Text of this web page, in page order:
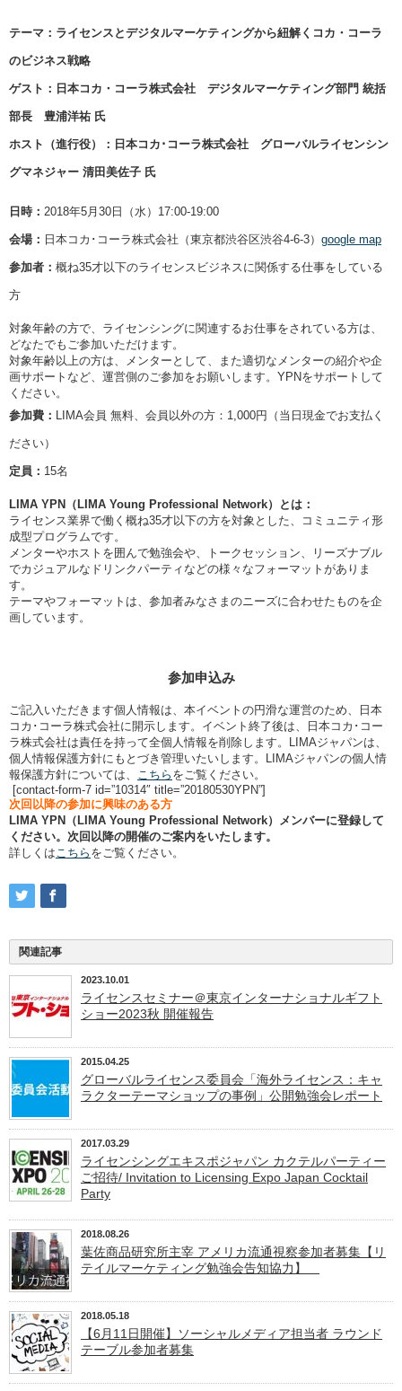
テーマ：ライセンスとデジタルマーケティングから紐解くコカ・コーラ
のビジネス戦略
ゲスト：日本コカ・コーラ株式会社 デジタルマーケティング部門 統括
部長 豊浦洋祐 氏
ホスト（進行役）：日本コカ･コーラ株式会社 グローバルライセンシン
グマネジャー 清田美佐子 氏
日時： 2018年5月30日（水）17:00-19:00
会場： 日本コカ･コーラ株式会社（東京都渋谷区渋谷4-6-3） google map
参加者： 概ね35才以下のライセンスビジネスに関係する仕事をしている
方
対象年齢の方で、ライセンシングに関連するお仕事をされている方は、
どなたでもご参加いただけます。
対象年齢以上の方は、メンターとして、また適切なメンターの紹介や企
画サポートなど、運営側のご参加をお願いします。YPNをサポートして
ください。
参加費：
LIMA会員 無料、会員以外の方：1,000円（当日現金でお支払く
ださい）
定員： 15名
LIMA YPN（LIMA Young Professional Network）とは：
ライセンス業界で働く概ね35才以下の方を対象とした、コミュニティ形
成型プログラムです。
メンターやホストを囲んで勉強会や、トークセッション、リーズナブル
でカジュアルなドリンクパーティなどの様々なフォーマットがありま
す。
テーマやフォーマットは、参加者みなさまのニーズに合わせたものを企
画しています。
参加申込み
ご記入いただきます個人情報は、本イベントの円滑な運営のため、日本
コカ･コーラ株式会社に開示します。イベント終了後は、日本コカ･コー
ラ株式会社は責任を持って全個人情報を削除します。LIMAジャパンは、
個人情報保護方針にもとづき管理いたいします。LIMAジャパンの個人情
報保護方針については、 こちら をご覧ください。
[contact-form-7 id=”10314″ title=”20180530YPN”]
次回以降の参加に興味のある方
LIMA YPN（LIMA Young Professional Network）メンバーに登録して
ください。次回以降の開催のご案内をいたします。
詳しくはこちら をご覧ください。
関連記事
2023.10.01
ライセンスセミナー＠東京インターナショナルギフト
ショー2023秋 開催報告
2015.04.25
グローバルライセンス委員会「海外ライセンス：キャ
ラクターテーマショップの事例」公開勉強会レポート
2017.03.29
ライセンシングエキスポジャパン カクテルパーティー
ご招待/ Invitation to Licensing Expo Japan Cocktail
Party
2018.08.26
葉佐商品研究所主宰 アメリカ流通視察参加者募集【リ
テイルマーケティング勉強会告知協力】
2018.05.18
【6月11日開催】ソーシャルメディア担当者 ラウンド
テーブル参加者募集